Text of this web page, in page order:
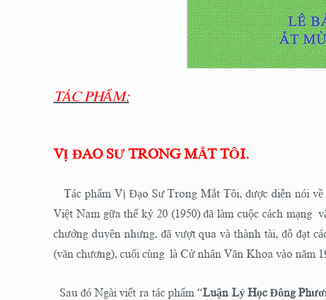
TÁC PHẨM:
VỊ ĐAO SƯ TRONG MẮT TÔI.
Tác phẩm Vị Đạo Sư Trong Mắt Tôi, được diễn nói
Việt Nam gữa thế kỷ 20 (1950) đã làm cuộc cách mạng
chướng duyên nhưng, đã vượt qua và thành tài, đỗ đạt
(văn chương), cuối cùng là Cử nhân Văn Khoa vào năm
Sau đó Ngài viết ra tác phẩm “Luận Lý Học Đông